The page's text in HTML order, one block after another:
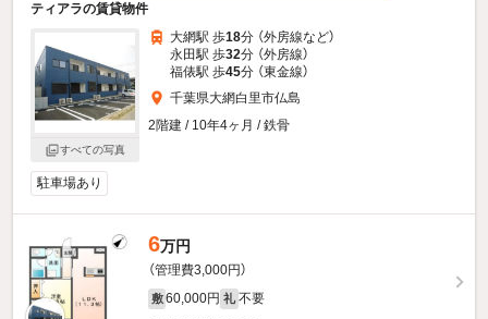
ティアラの賃貸物件
すべての写真
大網駅 歩18分 （外房線など）
永田駅 歩32分 （外房線）
福俵駅 歩45分 （東金線）
千葉県大網白里市仏島
2階建 / 10年4ヶ月 / 鉄骨
駐車場あり
6万円
（管理費3,000円）
敷 60,000円 礼 不要